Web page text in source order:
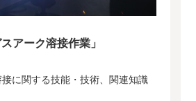
アーク溶接作業」
に関する技能・技術、関連知識